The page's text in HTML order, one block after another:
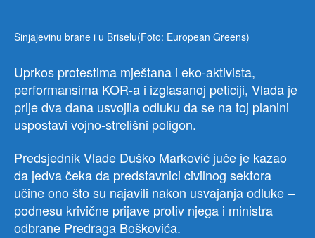
Sinjajevinu brane i u Briselu(Foto: European Greens)
Uprkos protestima mještana i eko-aktivista,
performansima KOR-a i izglasanoj peticiji, Vlada je
prije dva dana usvojila odluku da se na toj planini
uspostavi vojno-strelišni poligon.
Predsjednik Vlade Duško Marković juče je kazao
da jedva čeka da predstavnici civilnog sektora
učine ono što su najavili nakon usvajanja odluke –
podnesu krivične prijave protiv njega i ministra
odbrane Predraga Boškovića.